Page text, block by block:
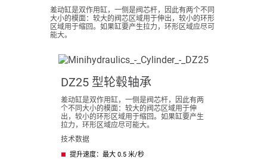
差动缸是双作用缸，一侧是阀芯杆，因此有两个不同
大小的模面：较大的阀芯区域用于伸出，较小的环形
区域用于缩回。如果缸要产生拉力，环形区域应尽可
能大。
DZ25 型轮毂轴承
差动缸是双作用缸，一侧是阀芯杆，因此有两
个不同大小的模面：较大的阀芯区域用于伸
出，较小的环形区域用于缩回。如果缸要产生
拉力，环形区域应尽可能大。
技术数据
提升速度：最大 0.5 米/秒